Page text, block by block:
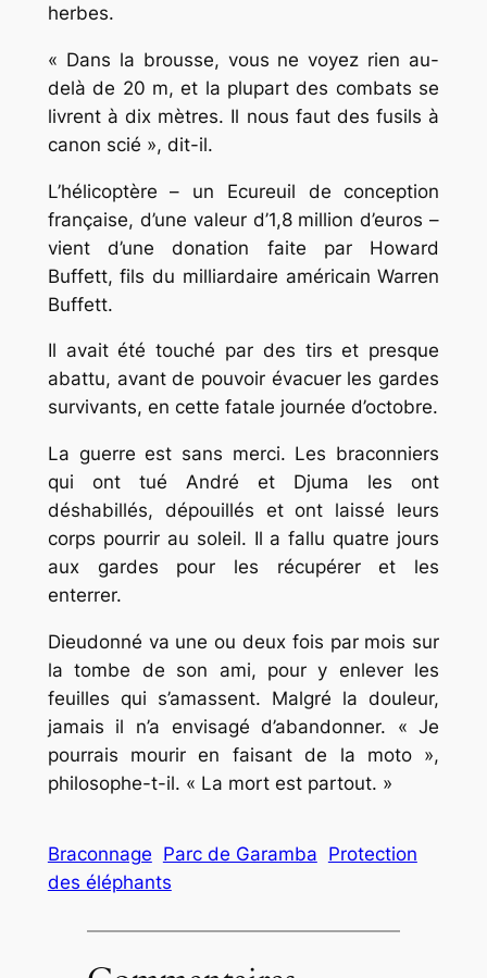
herbes.
« Dans la brousse, vous ne voyez rien au-
delà de 20 m, et la plupart des combats se
livrent à dix mètres. Il nous faut des fusils à
canon scié », dit-il.
L’hélicoptère – un Ecureuil de conception
française, d’une valeur d’1,8 million d’euros –
vient d’une donation faite par Howard
Buffett, fils du milliardaire américain Warren
Buffett.
Il avait été touché par des tirs et presque
abattu, avant de pouvoir évacuer les gardes
survivants, en cette fatale journée d’octobre.
La guerre est sans merci. Les braconniers
qui ont tué André et Djuma les ont
déshabillés, dépouillés et ont laissé leurs
corps pourrir au soleil. Il a fallu quatre jours
aux gardes pour les récupérer et les
enterrer.
Dieudonné va une ou deux fois par mois sur
la tombe de son ami, pour y enlever les
feuilles qui s’amassent. Malgré la douleur,
jamais il n’a envisagé d’abandonner. « Je
pourrais mourir en faisant de la moto »,
philosophe-t-il. « La mort est partout. »
Braconnage Parc de Garamba Protection
des éléphants